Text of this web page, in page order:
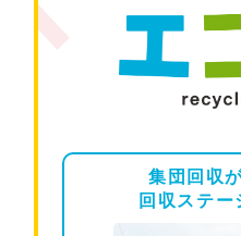
集団回収
回収 ステー